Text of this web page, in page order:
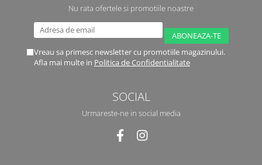
Nu rata ofertele si promotiile noastre
Vreau sa primesc newsletter cu promotiile magazinului.
Afla mai multe in Politica de Confidentialitate
SOCIAL
Urmareste-ne in social media